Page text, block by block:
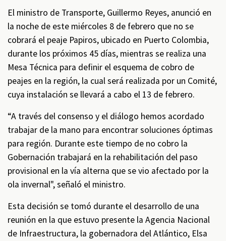
El ministro de Transporte, Guillermo Reyes, anunció en
la noche de este miércoles 8 de febrero que no se
cobrará el peaje Papiros, ubicado en Puerto Colombia,
durante los próximos 45 días, mientras se realiza una
Mesa Técnica para definir el esquema de cobro de
peajes en la región, la cual será realizada por un Comité,
cuya instalación se llevará a cabo el 13 de febrero.
“A través del consenso y el diálogo hemos acordado
trabajar de la mano para encontrar soluciones óptimas
para región. Durante este tiempo de no cobro la
Gobernación trabajará en la rehabilitación del paso
provisional en la vía alterna que se vio afectado por la
ola invernal", señaló el ministro.
Esta decisión se tomó durante el desarrollo de una
reunión en la que estuvo presente la Agencia Nacional
de Infraestructura, la gobernadora del Atlántico, Elsa